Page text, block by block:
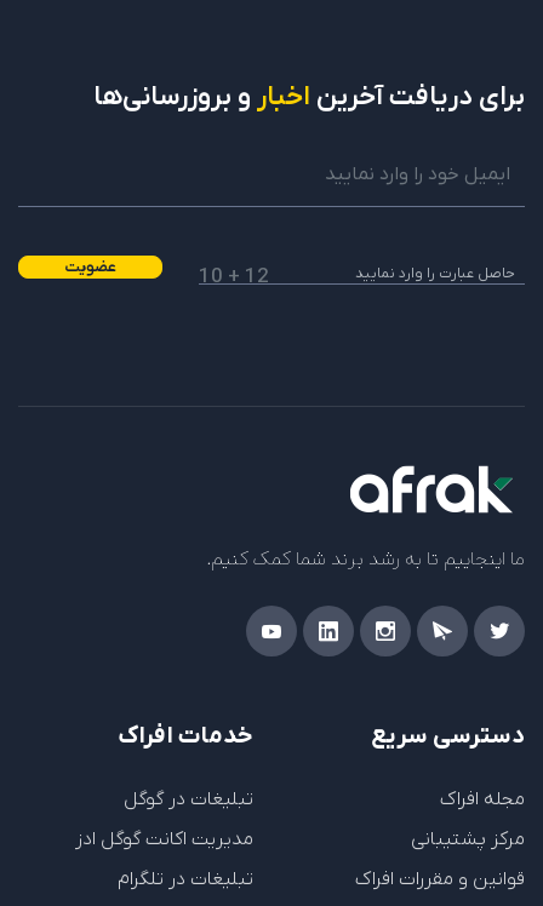
برای دریافتآخرین اخبار و بروزرسانی‌ها
12 + 10 عضویت
ما اینجاییم تا به رشد برند شما کمک کنیم.
دسترسی سریع
مجله افراک
مرکز پشتیبانی
قوانین و مقررات افراک
خدمات افراک
تبلیغات در گوگل
مدیریت اکانت گوگل ادز
تبلیغات در تلگرام